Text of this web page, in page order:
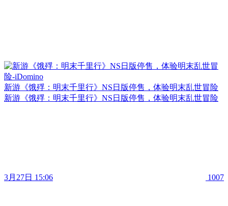
新游《饿殍：明末千里行》NS日版停售，体验明末乱世冒险
新游《饿殍：明末千里行》NS日版停售，体验明末乱世冒险
3月27日 15:06 1007